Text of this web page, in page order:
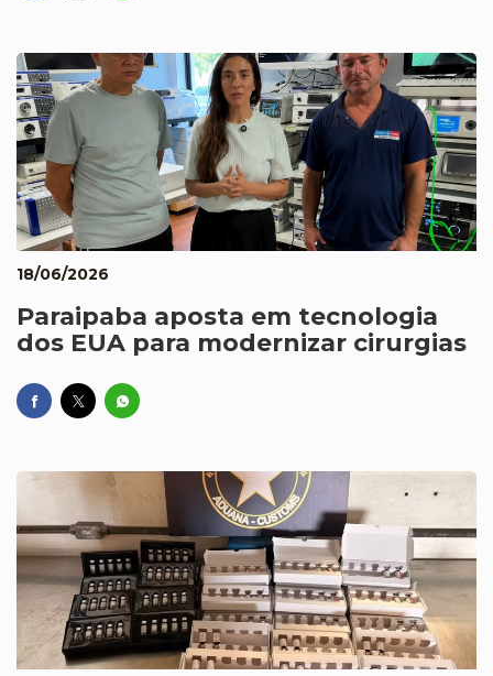
18/06/2026
Paraipaba aposta em tecnologia
dos EUA para modernizar cirurgias